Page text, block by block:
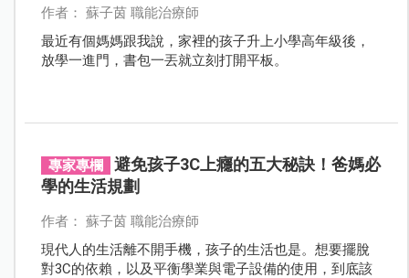
作者： 蘇子茵 職能治療師
最近有個媽媽跟我說，家裡的孩子升上小學高年級後，
放學一進門，書包一丟就立刻打開平板。
專家專欄
避免孩子3C上癮的五大秘訣！爸媽必
學的生活規劃
作者： 蘇子茵 職能治療師
現代人的生活離不開手機，孩子的生活也是。想要擺脫
對3C的依賴，以及平衡學業與電子設備的使用，到底該